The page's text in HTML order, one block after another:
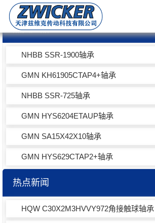
热卖产品
NHBB SSR-1900轴承
GMN KH61905CTAP4+轴承
NHBB SSR-725轴承
GMN HYS6204ETAUP轴承
GMN SA15X42X10轴承
GMN HYS629CTAP2+轴承
热点新闻
HQW C30X2M3HVVY972角接触球轴承